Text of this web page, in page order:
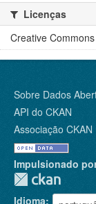
Licenças
Creative
Sobre Dados
API do CKAN
Associação CKAN
Impulsionado
Idioma